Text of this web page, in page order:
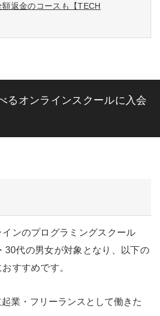
返金のコースも【TECH
るオンラインスクールに入会
ンのプログラミングスクール
30代の男女が対象となり、以下の
すすめです。
業・フリーランスとして働きた